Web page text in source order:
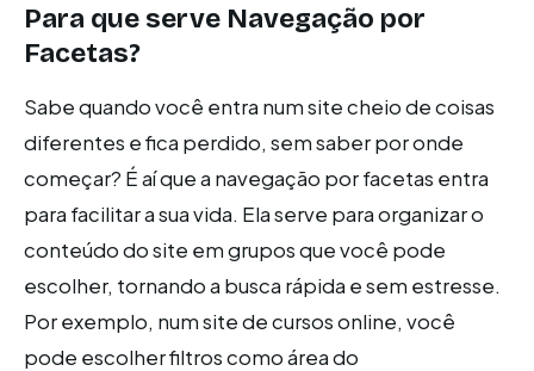
Para que serve Navegação por
Facetas?
Sabe quando você entra num site cheio de coisas
diferentes e fica perdido, sem saber por onde
começar? É aí que a navegação por facetas entra
para facilitar a sua vida. Ela serve para organizar o
conteúdo do site em grupos que você pode
escolher, tornando a busca rápida e sem estresse.
Por exemplo, num site de cursos online, você
pode escolher filtros como área do